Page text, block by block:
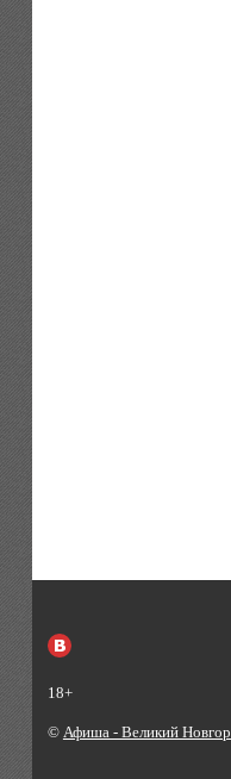
18+
© Афиша - Великий